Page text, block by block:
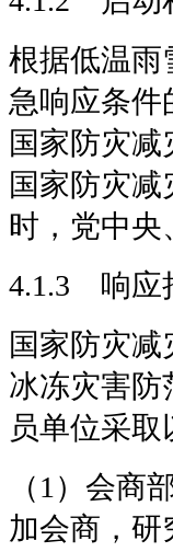
根据低温雨
急响应条件
国家防灾
国家防灾
时，党中央
4.1.3 响应
国家防灾
冰冻灾害防
员单位采取
（1）会商
加会商，研